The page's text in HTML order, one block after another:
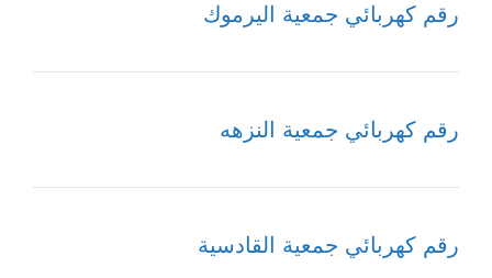
رقم كهربائي جمعية اليرموك
رقم كهربائي جمعية النزهه
رقم كهربائي جمعية القادسية